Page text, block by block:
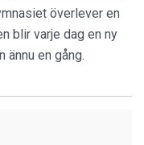
överlever en
blir varje dag en ny
ännu en gång.